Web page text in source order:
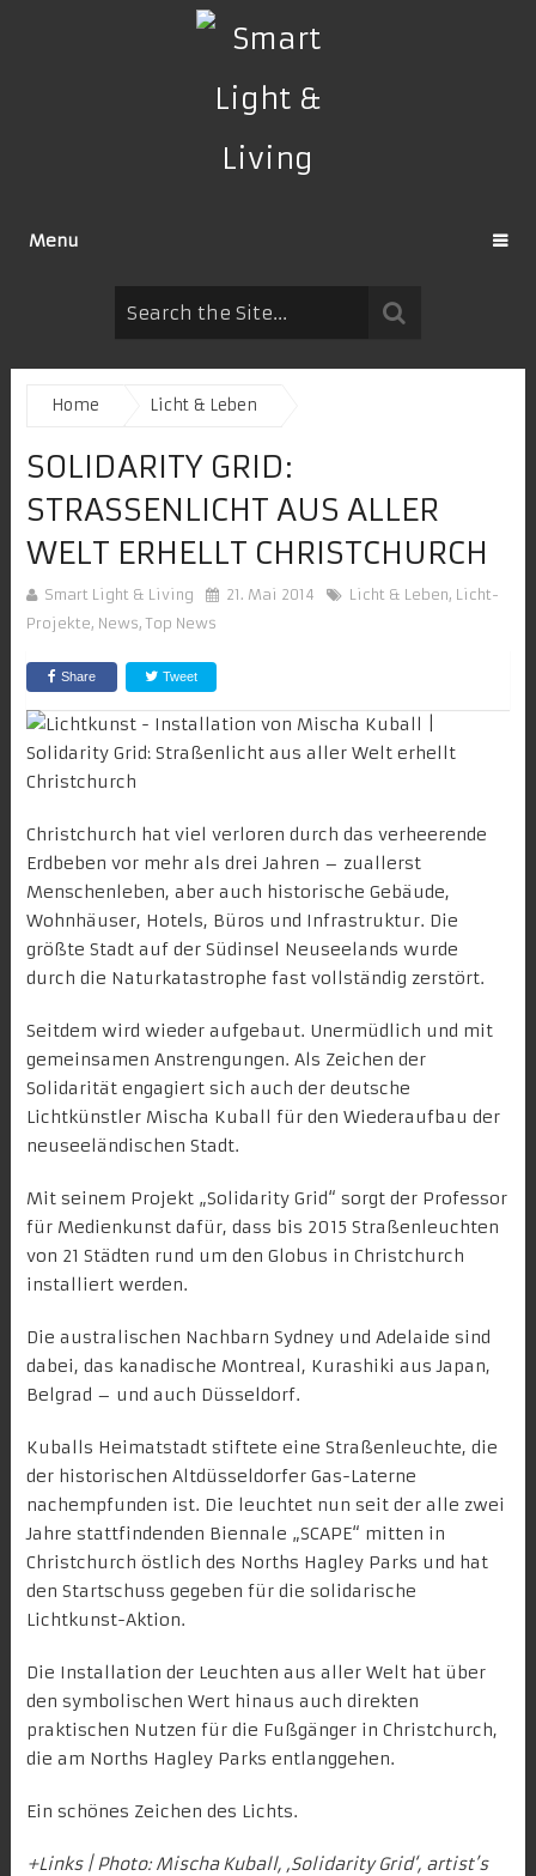
Menu
Home Licht & Leben
SOLIDARITY GRID:
STRASSENLICHT AUS ALLER W
ELT ERHELLT CHRISTCHURCH
Smart Light & Living 21. Mai 2014 Licht & Leben, Licht-
Projekte, News,Top News
Share Tweet
Christchurch hat viel verloren durch das verheerende
Erdbeben vor mehr als drei Jahren – zuallerst
Menschenleben, aber auch historische Gebäude,
Wohnhäuser, Hotels, Büros und Infrastruktur. Die
größte Stadt auf der Südinsel Neuseelands wurde
durch die Naturkatastrophe fast vollständig zerstört.
Seitdem wird wieder aufgebaut. Unermüdlich und mit
gemeinsamen Anstrengungen. Als Zeichen der
Solidarität engagiert sich auch der deutsche
Lichtkünstler Mischa Kuball für den Wiederaufbau der
neuseeländischen Stadt.
Mit seinem Projekt „Solidarity Grid“ sorgt der Professor
für Medienkunst dafür, dass bis 2015 Straßenleuchten
von 21 Städten rund um den Globus in Christchurch
installiert werden.
Die australischen Nachbarn Sydney und Adelaide sind
dabei, das kanadische Montreal, Kurashiki aus Japan,
Belgrad – und auch Düsseldorf.
Kuballs Heimatstadt stiftete eine Straßenleuchte, die
der historischen Altdüsseldorfer Gas-Laterne
nachempfunden ist. Die leuchtet nun seit der alle zwei
Jahre stattfindenden Biennale „SCAPE“ mitten in
Christchurch östlich des Norths Hagley Parks und hat
den Startschuss gegeben für die solidarische
Lichtkunst-Aktion.
Die Installation der Leuchten aus aller Welt hat über
den symbolischen Wert hinaus auch direkten
praktischen Nutzen für die Fußgänger in Christchurch,
die am Norths Hagley Parks entlanggehen.
Ein schönes Zeichen des Lichts.
+Links | Photo: Mischa Kuball, ‚Solidarity Grid‘, artist’s